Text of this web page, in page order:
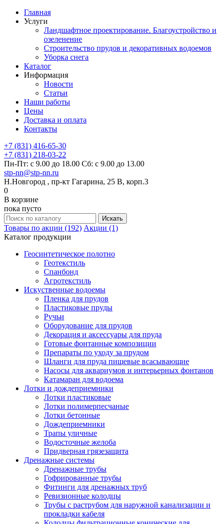
Главная
Услуги
Ландшафтное проектирование. Благоустройство и
озеленение
Строительство прудов и декоративных водоемов
Уборка снега
Каталог
Информация
Новости
Статьи
Наши работы
Цены
Доставка и оплата
Контакты
+7 (831) 416-65-30
+7 (831) 218-03-22
Пн-Пт: с 9.00 до 18.00 Сб: с 9.00 до 13.00
stp-nn@stp-nn.ru
Н.Новгород , пр-кт Гагарина, 25 В, корп.3
0
В корзине
пока пусто
Товары по акции (192) Акции (1)
Каталог продукции
Геосинтетическое полотно
Геотекстиль
Спанбонд
Агротекстиль
Искуственные водоемы
Пленка для прудов
Пластиковые пруды
Ручьи
Оборудование для прудов
Декорация и аксессуары для пруда
Готовые фонтанные композиции
Препараты по уходу за прудом
Шланги для пруда пищевые всасывающие
Насосы для аквариумов и интерьерных фонтанов
Катамаран для водоема
Лотки и дождеприемники
Лотки пластиковые
Лотки полимерпесчаные
Лотки бетонные
Дождеприемники
Трапы уличные
Водосточные желоба
Придверная грязезащита
Дренажные системы
Дренажные трубы
Гофрированные трубы
Фитинги для дренажных труб
Ревизионные колодцы
Трубы с раструбом для наружной канализации и
прокладки кабеля